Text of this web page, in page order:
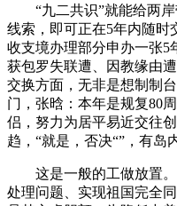
“九二共识”就能给两岸
线索，即可正在5年内随时
收支境办理部分申办一张5
获包罗失联遭、因教缘由
交换方面，无非是想制制
门，张晗：本年是规复80
侣，努力为居平易近交往
趋，“就是，否决“”，有岛
这是一般的工做放置。
处理问题、实现祖国完全